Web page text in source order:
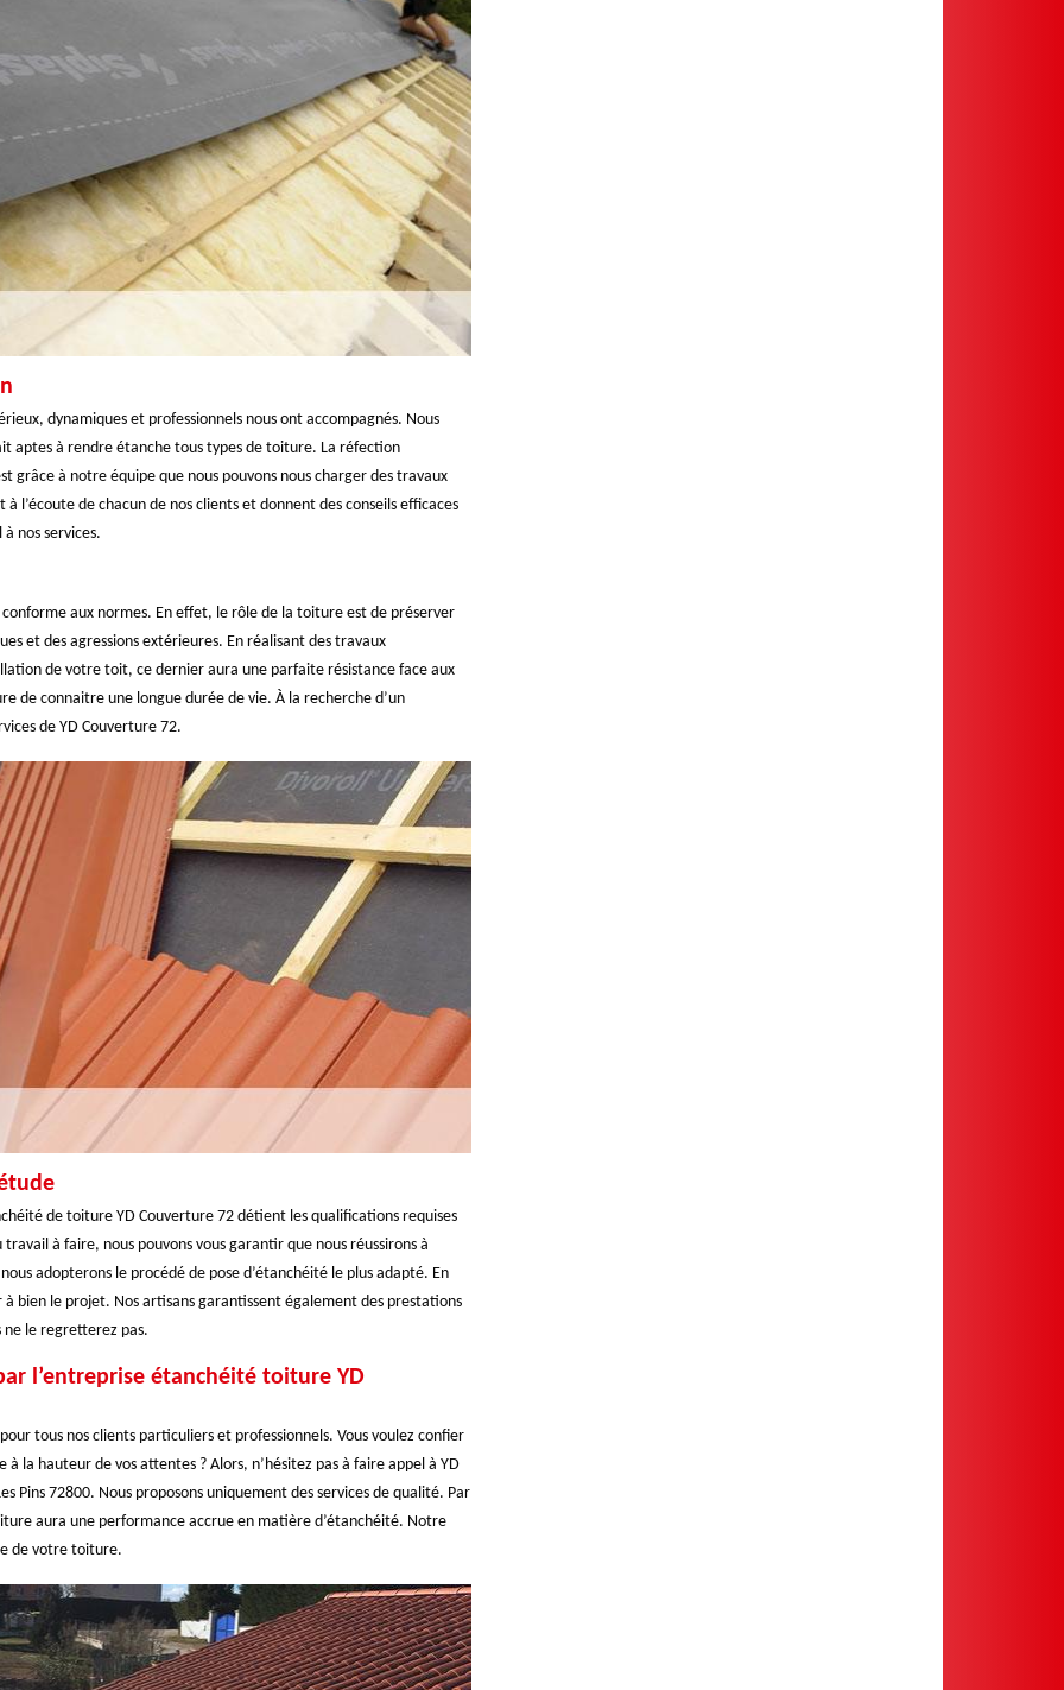
dynamiques et professionnels nous ont accompagnés. Nous
aptes à rendre étanche tous types de toiture. La réfection
grâce à notre équipe que nous pouvons nous charger des travaux
l’écoute de chacun de nos clients et donnent des conseils efficaces
nos services.
aux normes. En effet, le rôle de la toiture est de préserver
et des agressions extérieures. En réalisant des travaux
de votre toit, ce dernier aura une parfaite résistance face aux
de connaitre une longue durée de vie. À la recherche d’un
de YD Couverture 72.
de toiture YD Couverture 72 détient les qualifications requises
à faire, nous pouvons vous garantir que nous réussirons à
adopterons le procédé de pose d’étanchéité le plus adapté. En
bien le projet. Nos artisans garantissent également des prestations
ne le regretterez pas.
l’entreprise étanchéité toiture YD
tous nos clients particuliers et professionnels. Vous voulez confier
la hauteur de vos attentes ? Alors, n’hésitez pas à faire appel à YD
72800. Nous proposons uniquement des services de qualité. Par
aura une performance accrue en matière d’étanchéité. Notre
de votre toiture.